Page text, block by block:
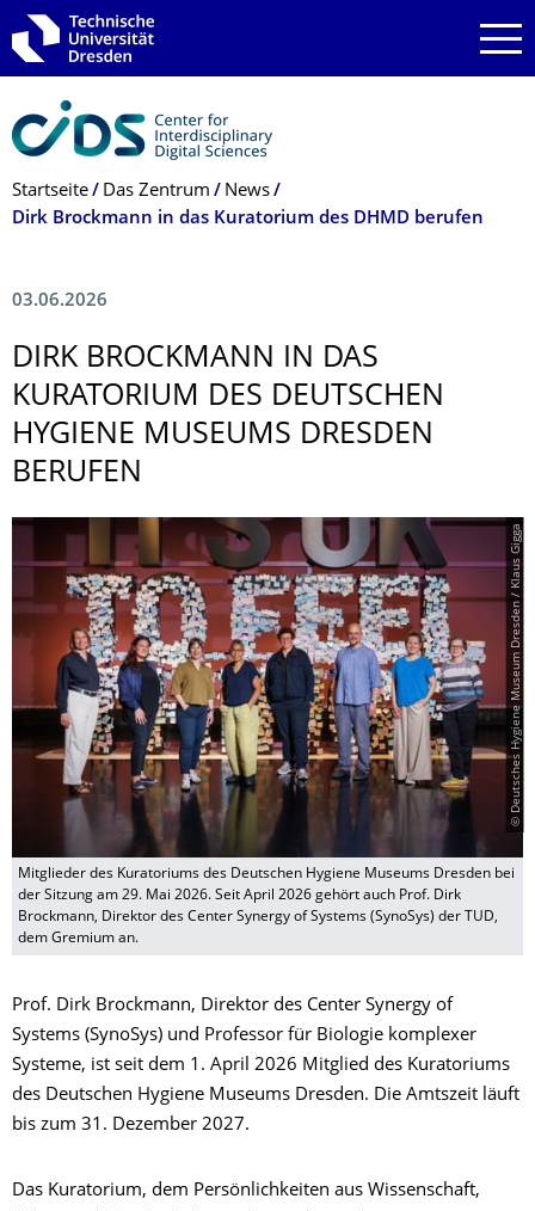
Zur Hauptnavigation springen
Zur Suche springen
Zum Inhalt springen
Breadcrumb-Menü
Startseite Das Zentrum
News
Dirk Brockmann in das Kuratorium des DHMD berufen
03.06.2026
DIRK BROCKMANN IN DAS
KURATORIUM DES DEUTSCHEN
HYGIENE MUSEUMS DRESDEN
BERUFEN
© Deutsches Hygiene Museum Dresden / Klaus Gigga
Mitglieder des Kuratoriums des Deutschen Hygiene Museums Dresden bei
der Sitzung am 29. Mai 2026. Seit April 2026 gehört auch Prof. Dirk
Brockmann, Direktor des Center Synergy of Systems (SynoSys) der TUD,
dem Gremium an.
Prof. Dirk Brockmann, Direktor des Center Synergy of
Systems (SynoSys) und Professor für Biologie komplexer
Systeme, ist seit dem 1. April 2026 Mitglied des Kuratoriums
des Deutschen Hygiene Museums Dresden. Die Amtszeit läuft
bis zum 31. Dezember 2027.
Das Kuratorium, dem Persönlichkeiten aus Wissenschaft,